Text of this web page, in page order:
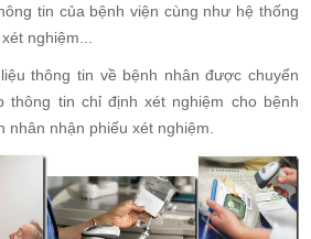
tin của bệnh viện cùng như hệ thống
nghiệm...
thông tin về bệnh nhân được chuyển
thông tin chỉ định xét nghiệm cho bệnh
nhân nhận phiếu xét nghiệm.